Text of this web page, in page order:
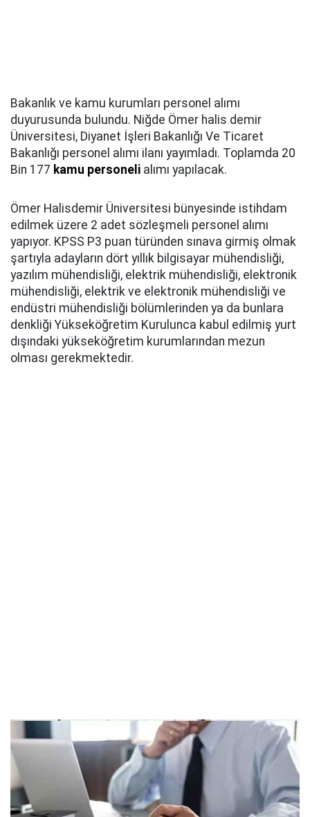
Bakanlık ve kamu kurumları personel alımı
duyurusunda bulundu. Niğde Ömer halis demir
Üniversitesi, Diyanet İşleri Bakanlığı Ve Ticaret
Bakanlığı personel alımı ilanı yayımladı. Toplamda 20
Bin 177 kamu personeli alımı yapılacak.
Ömer Halisdemir Üniversitesi bünyesinde istihdam
edilmek üzere 2 adet sözleşmeli personel alımı
yapıyor. KPSS P3 puan türünden sınava girmiş olmak
şartıyla adayların dört yıllık bilgisayar mühendisliği,
yazılım mühendisliği, elektrik mühendisliği, elektronik
mühendisliği, elektrik ve elektronik mühendisliği ve
endüstri mühendisliği bölümlerinden ya da bunlara
denkliği Yükseköğretim Kurulunca kabul edilmiş yurt
dışındaki yükseköğretim kurumlarından mezun
olması gerekmektedir.